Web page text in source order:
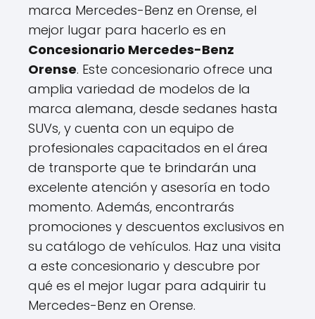
marca Mercedes-Benz en Orense, el
mejor lugar para hacerlo es en
Concesionario Mercedes-Benz
Orense. Este concesionario ofrece una
amplia variedad de modelos de la
marca alemana, desde sedanes hasta
SUVs, y cuenta con un equipo de
profesionales capacitados en el área
de transporte que te brindarán una
excelente atención y asesoría en todo
momento. Además, encontrarás
promociones y descuentos exclusivos en
su catálogo de vehículos. Haz una visita
a este concesionario y descubre por
qué es el mejor lugar para adquirir tu
Mercedes-Benz en Orense.